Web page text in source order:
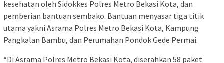
kesehatan oleh Sidokkes Polres Metro Bekasi Kota, dan
pemberian bantuan sembako. Bantuan menyasar tiga titik
utama yakni Asrama Polres Metro Bekasi Kota, Kampung
Pangkalan Bambu, dan Perumahan Pondok Gede Permai.
“Di Asrama Polres Metro Bekasi Kota, diserahkan 58 paket